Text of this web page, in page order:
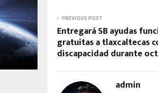
PREVIOUS POST
Entregará SB ayudas
gratuitas a tlaxcaltecas
discapacidad durante
admin